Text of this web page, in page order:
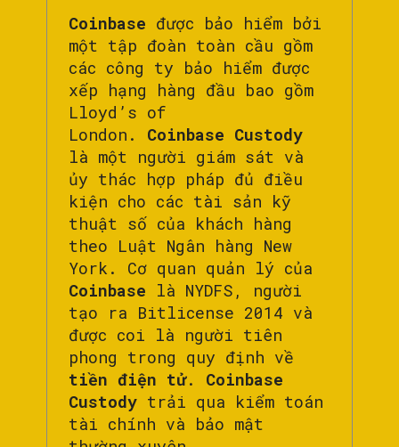
Coinbase được bảo hiểm bởi
một tập đoàn toàn cầu gồm
các công ty bảo hiểm được
xếp hạng hàng đầu bao gồm
Lloyd’s of
London. Coinbase Custody
là một người giám sát và
ủy thác hợp pháp đủ điều
kiện cho các tài sản kỹ
thuật số của khách hàng
theo Luật Ngân hàng New
York. Cơ quan quản lý của
Coinbase là NYDFS, người
tạo ra Bitlicense 2014 và
được coi là người tiên
phong trong quy định về
tiền điện tử. Coinbase
Custody trải qua kiểm toán
tài chính và bảo mật